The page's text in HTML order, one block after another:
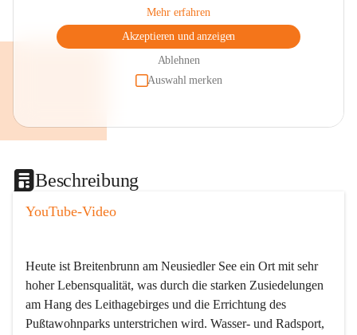
Mehr erfahren
Akzeptieren und anzeigen
Ablehnen
Auswahl merken
Beschreibung
YouTube-Video
Heute ist Breitenbrunn am Neusiedler See ein Ort mit sehr
hoher Lebensqualität, was durch die starken Zusiedelungen
am Hang des Leithagebirges und die Errichtung des
Pußtawohnparks unterstrichen wird. Wasser- und Radsport,